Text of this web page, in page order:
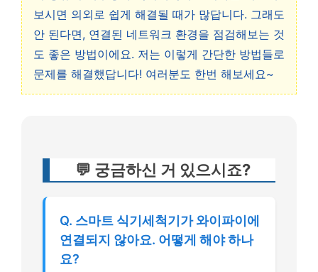
보시면 의외로 쉽게 해결될 때가 많답니다. 그래도
안 된다면, 연결된 네트워크 환경을 점검해보는 것
도 좋은 방법이에요. 저는 이렇게 간단한 방법들로
문제를 해결했답니다! 여러분도 한번 해보세요~
💬 궁금하신 거 있으시죠?
Q. 스마트 식기세척기가 와이파이에
연결되지 않아요. 어떻게 해야 하나
요?